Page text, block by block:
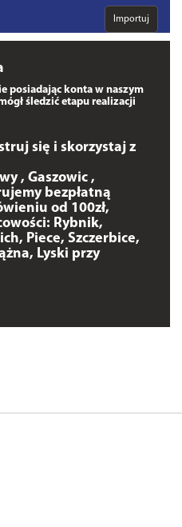
Importuj
posiadając konta w naszym
śledzić etapu realizacji
się i skorzystaj z
, Gaszowic ,
bezpłatną
od 100zł,
Rybnik,
Piece, Szczerbice,
Lyski przy